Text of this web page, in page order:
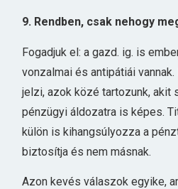
9. Rendben, csak nehogy
Fogadjuk el: a gazd. ig. is
vonzalmai és antipátiái
jelzi, azok közé tartozunk, akit
pénzügyi áldozatra is képes.
külön is kihangsúlyozza a
biztosítja és nem másnak.
Azon kevés válaszok egyike,